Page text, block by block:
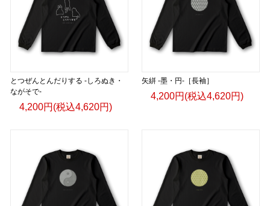
とつぜんとんだりする -しろぬき・
ながそで-
4,200円(税込4,620円)
矢絣 -墨・円-［長袖］
4,200円(税込4,620円)